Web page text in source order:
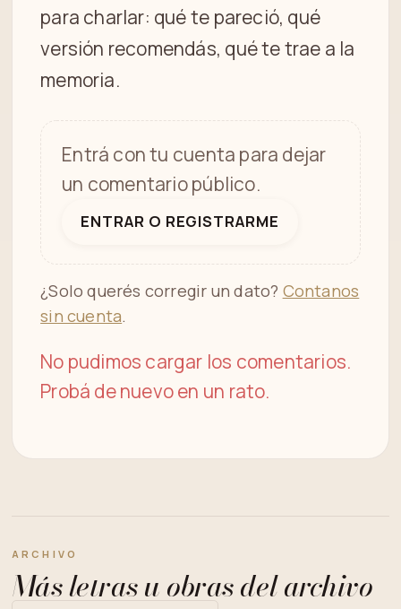
para charlar: qué te pareció, qué
versión recomendás, qué te trae a la
memoria.
Entrá con tu cuenta para dejar
un comentario público.
ENTRAR O REGISTRARME
¿Solo querés corregir un dato? Contanos
sin cuenta.
No pudimos cargar los comentarios.
Probá de nuevo en un rato.
ARCHIVO
Más letras u obras del archivo